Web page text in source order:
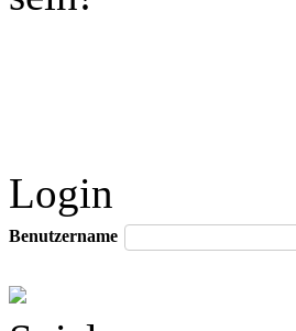
Login
Benutzername